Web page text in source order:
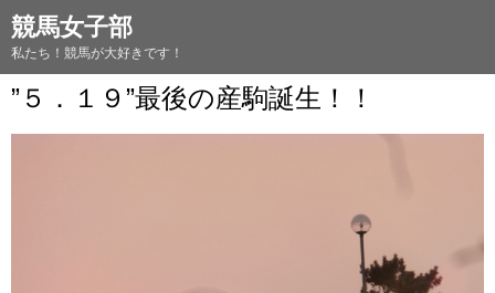
競馬女子部
私たち！競馬が大好きです！
”５．１９”最後の産駒誕生！！